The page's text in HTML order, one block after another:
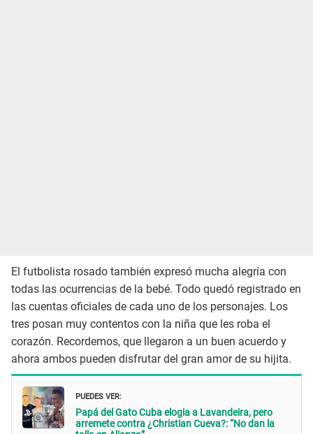
El futbolista rosado también expresó mucha alegría con
todas las ocurrencias de la bebé. Todo quedó registrado en
las cuentas oficiales de cada uno de los personajes. Los
tres posan muy contentos con la niña que les roba el
corazón. Recordemos, que llegaron a un buen acuerdo y
ahora ambos pueden disfrutar del gran amor de su hijita.
PUEDES VER:
Papá del Gato Cuba elogia a Lavandeira, pero
arremete contra ¿Christian Cueva?: “No dan la